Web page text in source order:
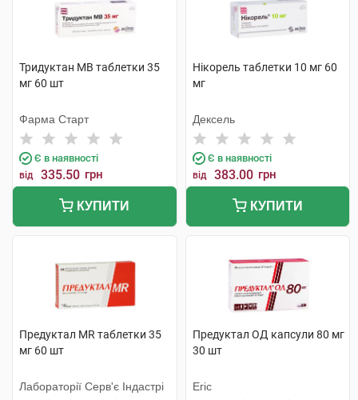
Тридуктан МВ таблетки 35
мг 60 шт
Фарма Старт
Є в наявності
від 335.50 грн
КУПИТИ
Нікорель таблетки 10 мг 60
мг
Дексель
Є в наявності
від 383.00 грн
КУПИТИ
Предуктал MR таблетки 35
мг 60 шт
Лабораторії Серв'є Індастрі
Предуктал ОД капсули 80 мг
30 шт
Егіс